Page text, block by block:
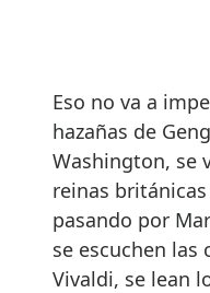
Eso no va a
hazañas de
Washington, se
reinas
pasando por
se escuchen las
Vivaldi, se lean